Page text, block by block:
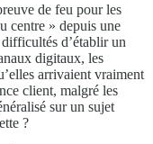
de feu pour les
centre » depuis une
d’établir un
digitaux, les
arrivaient vraiment
client, malgré les
sur un sujet
?